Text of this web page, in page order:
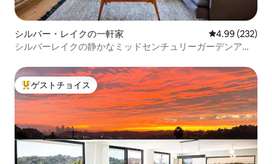
シルバー・レイクの一軒家 レビュー232
4.99 (232)
シルバーレイクの静かなミッドセンチュリーガーデンアパ
大好評のゲストチョイスです。
ゲストチョイス